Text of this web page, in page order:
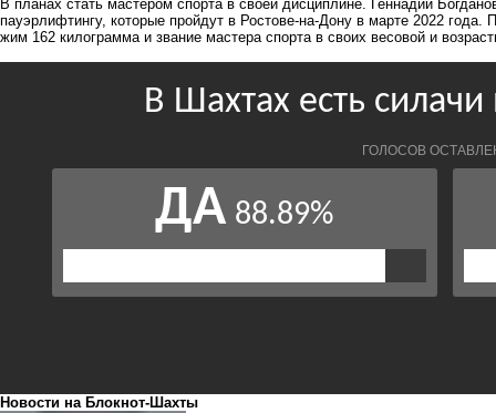
В планах стать мастером спорта в своей дисциплине. Геннадий
пауэрлифтингу, которые пройдут в Ростове-на-Дону в марте 2022
жим 162 килограмма и звание мастера спорта в своих весовой и
Новости на Блoкнoт-Шахты